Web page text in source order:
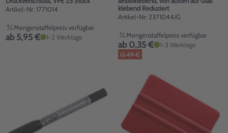
Artikel-Nr: 1771014
Mengenstaffelpreis verfügbar
ab 5,95 € 1-2 Werktage
klebend Reduziert
Artikel-Nr: 2371044/G
Mengenstaffelpreis verfügbar
ab 0,35 €
1-3 Werktage
0,49 €